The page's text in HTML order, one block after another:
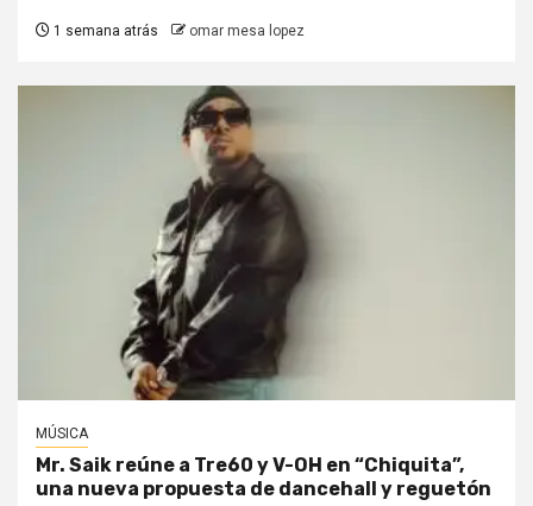
1 semana atrás omar mesa lopez
MÚSICA
Mr. Saik reúne a Tre60 y V-OH en “Chiquita”,
una nueva propuesta de dancehall y reguetón